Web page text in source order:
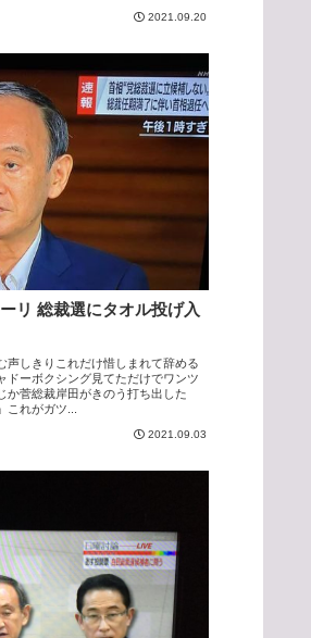
2021.09.20
リ 総裁選にタオル投げ入
声しきりこれだけ惜しまれて辞める
ドーボクシング見てただけでワンツ
か菅総裁岸田がきのう打ち出した
これがガツ...
2021.09.03